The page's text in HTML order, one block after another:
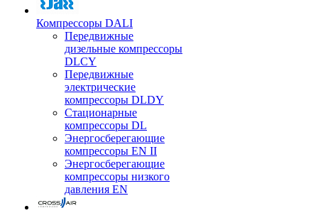
Компрессоры DALI
Передвижные
дизельные компрессоры
DLCY
Передвижные
электрические
компрессоры DLDY
Стационарные
компрессоры DL
Энергосберегающие
компрессоры EN II
Энергосберегающие
компрессоры низкого
давления EN